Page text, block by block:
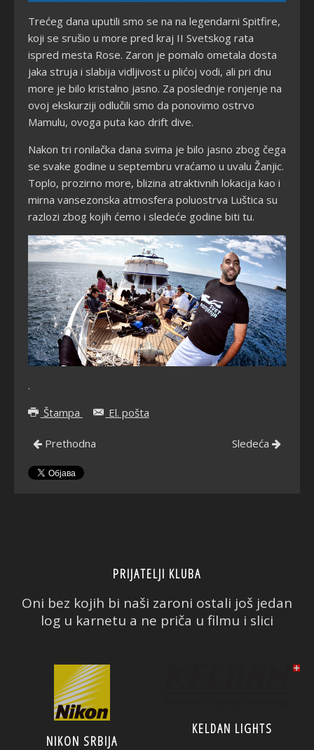
Trećeg dana uputili smo se na na legendarni Spitfire,
koji se srušio u more pred kraj II Svetskog rata
ispred mesta Rose. Zaron je pomalo ometala dosta
jaka struja i slabija vidljivost u plićoj vodi, ali pri dnu
more je bilo kristalno jasno. Za poslednje ronjenje na
ovoj ekskurziji odlučili smo da ponovimo ostrvo
Mamulu, ovoga puta kao drift dive.
Nakon tri ronilačka dana svima je bilo jasno zbog čega
se svake godine u septembru vraćamo u uvalu Žanjic.
Toplo, prozirno more, blizina atraktivnih lokacija kao i
mirna vansezonska atmosfera poluostrva Luštica su
razlozi zbog kojih ćemo i sledeće godine biti tu.
.
Štampa
El. pošta
Prethodna Sledeća
PRIJATELJI KLUBA
Oni bez kojih bi naši zaroni ostali još jedan
log u karnetu a ne priča u filmu i slici